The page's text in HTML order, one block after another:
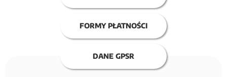
FORMY PŁATNOŚCI
DANE GPSR